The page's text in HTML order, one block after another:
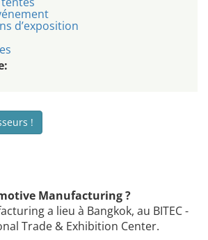
d’exposition
!
Manufacturing ?
a lieu à Bangkok, au BITEC -
Trade & Exhibition Center.